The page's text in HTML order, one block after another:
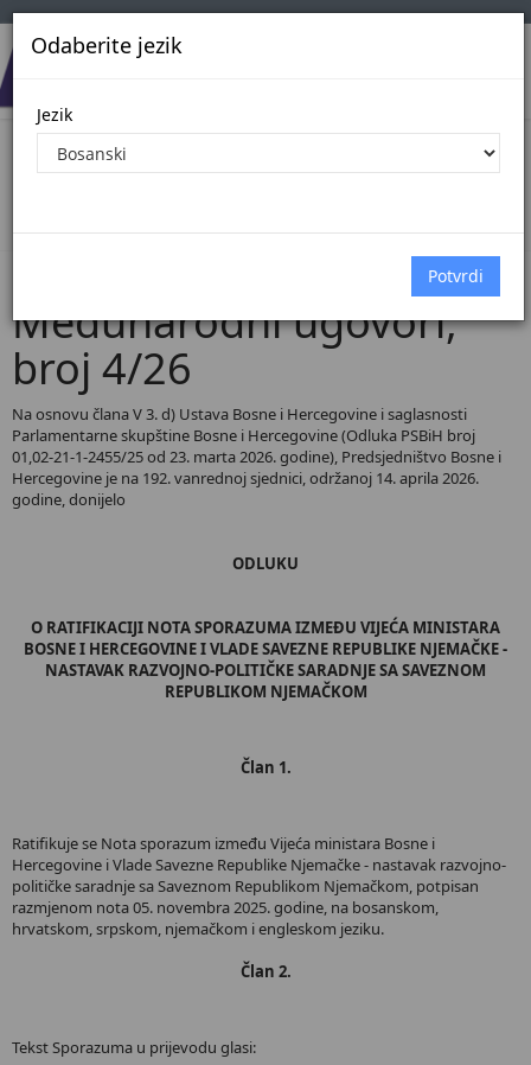
Odaberite jezik
Jezik
Pregled Dokumenata| Broj 4/26
Međunarodni ugovori,
broj 4/26
Na osnovu člana V 3. d) Ustava Bosne i Hercegovine i saglasnosti
Parlamentarne skupštine Bosne i Hercegovine (Odluka PSBiH broj
01,02-21-1-2455/25 od 23. marta 2026. godine), Predsjedništvo Bosne i
Hercegovine je na 192. vanrednoj sjednici, održanoj 14. aprila 2026.
godine, donijelo
ODLUKU
O RATIFIKACIJI NOTA SPORAZUMA IZMEĐU VIJEĆA MINISTARA
BOSNE I HERCEGOVINE I VLADE SAVEZNE REPUBLIKE NJEMAČKE -
NASTAVAK RAZVOJNO-POLITIČKE SARADNJE SA SAVEZNOM
REPUBLIKOM NJEMAČKOM
Član 1.
Ratifikuje se Nota sporazum između Vijeća ministara Bosne i
Hercegovine i Vlade Savezne Republike Njemačke - nastavak razvojno-
političke saradnje sa Saveznom Republikom Njemačkom, potpisan
razmjenom nota 05. novembra 2025. godine, na bosanskom,
hrvatskom, srpskom, njemačkom i engleskom jeziku.
Član 2.
Tekst Sporazuma u prijevodu glasi: